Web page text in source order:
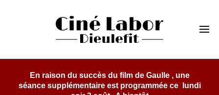
Cinéma Labor
Dieulefit
raison du succès du film de Gaulle , une
supplémentaire est programmée ce lundi